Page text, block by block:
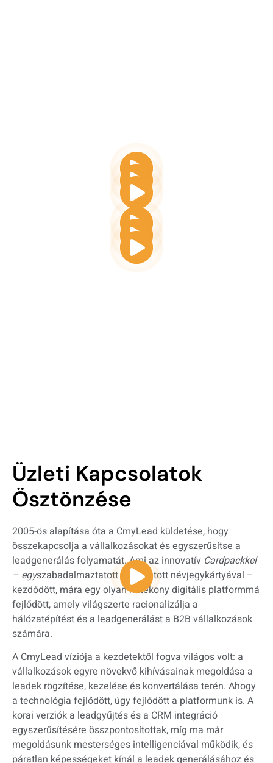
Üzleti Kapcsolatok
Ösztönzése
2005-ös alapítása óta a CmyLead küldetése, hogy
összekapcsolja a vállalkozásokat és egyszerűsítse a
leadgenerálás folyamatát. Ami az innovatív Cardpackkel
– egyszabadalmaztatott nyomtatott névjegykártyával –
kezdődött, mára egy olyan hatékony digitális platformmá
fejlődött, amely világszerte racionalizálja a
hálózatépítést és a leadgenerálást a B2B vállalkozások
számára.
A CmyLead víziója a kezdetektől fogva világos volt: a
vállalkozások egyre növekvő kihívásainak megoldása a
leadek rögzítése, kezelése és konvertálása terén. Ahogy
a technológia fejlődött, úgy fejlődött a platformunk is. A
korai verziók a leadgyűjtés és a CRM integráció
egyszerűsítésére összpontosítottak, míg ma már
megoldásunk mesterséges intelligenciával működik, és
páratlan képességeket kínál a leadek generálásához és